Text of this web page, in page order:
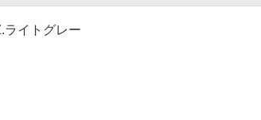
ライトグレー